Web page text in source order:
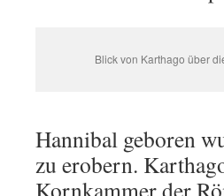
Blick von Karthago über
Hannibal geboren
zu erobern.
Kornkammer der